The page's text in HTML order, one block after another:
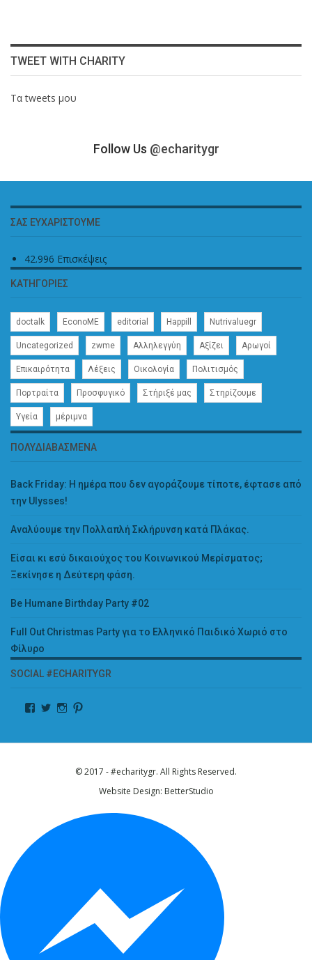
TWEET WITH CHARITY
Τα tweets μου
Follow Us @echaritygr
ΣΑΣ ΕΥΧΑΡΙΣΤΟΎΜΕ
42.996 Επισκέψεις
ΚΑΤΗΓΟΡΊΕΣ
doctalk EconoME editorial Happill Nutrivaluegr
Uncategorized zwme Αλληλεγγύη Αξίζει Αρωγοί
Επικαιρότητα Λέξεις Οικολογία Πολιτισμός
Πορτραίτα Προσφυγικό Στήριξέ μας Στηρίζουμε
Υγεία μέριμνα
ΠΟΛΥΔΙΑΒΑΣΜΈΝΑ
Back Friday: H ημέρα που δεν αγοράζουμε τίποτε, έφτασε από
την Ulysses!
Αναλύουμε την Πολλαπλή Σκλήρυνση κατά Πλάκας.
Είσαι κι εσύ δικαιούχος του Κοινωνικού Μερίσματος;
Ξεκίνησε η Δεύτερη φάση.
Be Humane Birthday Party #02
Full Out Christmas Party για το Ελληνικό Παιδικό Χωριό στο
Φίλυρο
SOCIAL #ECHARITYGR
© 2017 - #echaritygr. All Rights Reserved.
Website Design: BetterStudio